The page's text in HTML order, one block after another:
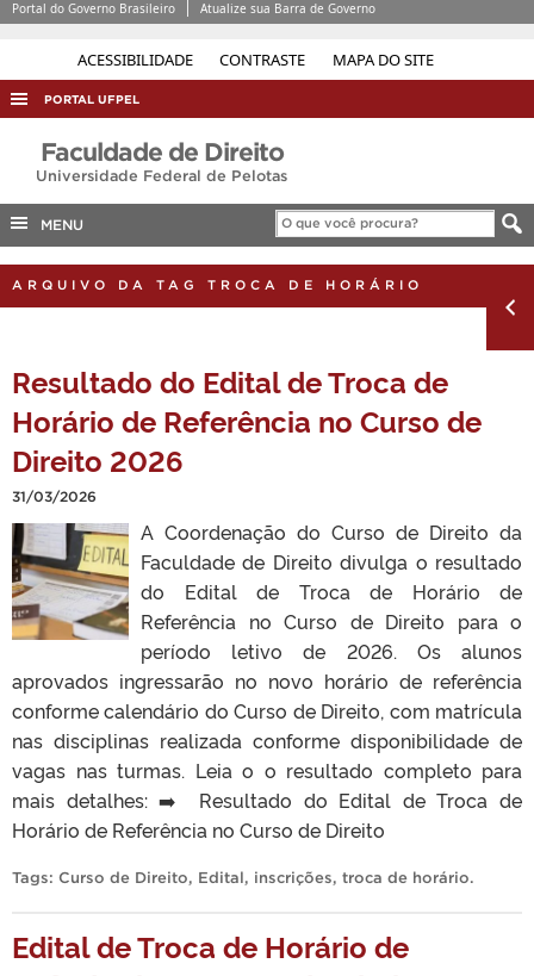
ACESSIBILIDADE CONTRASTE MAPA DO SITE
Portal do Governo Brasileiro Atualize sua Barra de Governo
PORTAL UFPEL
ACESSO À INFORMAÇÃO
AUDITORIA
COBALTO
OUVIDORIA
PORTARIAS
TELEFONES
Faculdade de Direito
Universidade Federal de Pelotas
MENU
ARQUIVO DA TAG TROCA DE HORÁRIO
Resultado do Edital de Troca de
Horário de Referência no Curso de
Direito 2026
31/03/2026
A Coordenação do Curso de Direito da
Faculdade de Direito divulga o resultado
do Edital de Troca de Horário de
Referência no Curso de Direito para o
período letivo de 2026. Os alunos
aprovados ingressarão no novo horário de referência
conforme calendário do Curso de Direito, com matrícula
nas disciplinas realizada conforme disponibilidade de
vagas nas turmas. Leia o o resultado completo para
mais detalhes: ➡️ Resultado do Edital de Troca de
Horário de Referência no Curso de Direito
Tags: Curso de Direito, Edital, inscrições, troca de horário.
Edital de Troca de Horário de